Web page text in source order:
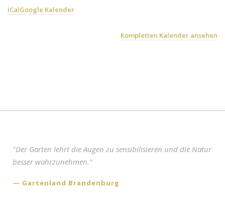
iCalGoogle Kalender
Kompletten Kalender ansehen
"Der Garten lehrt die Augen zu sensibilisieren und die Natur
besser wahrzunehmen."
Gartenland Brandenburg